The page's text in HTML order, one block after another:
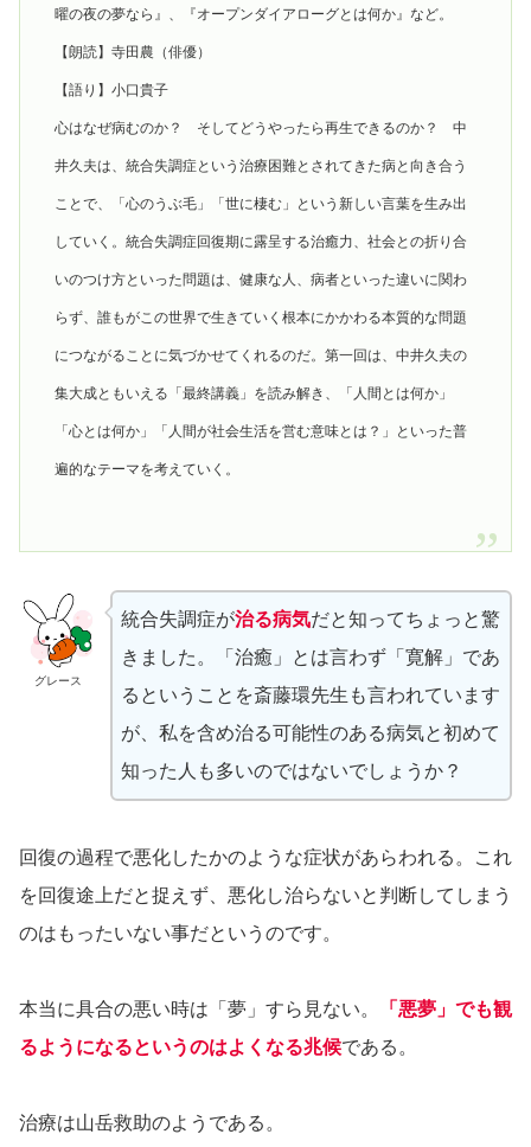
曜の夜の夢なら』、『オープンダイアローグとは何か』など。
【朗読】寺田農（俳優）
【語り】小口貴子
心はなぜ病むのか？ そしてどうやったら再生できるのか？ 中
井久夫は、統合失調症という治療困難とされてきた病と向き合う
ことで、「心のうぶ毛」「世に棲む」という新しい言葉を生み出
していく。統合失調症回復期に露呈する治癒力、社会との折り合
いのつけ方といった問題は、健康な人、病者といった違いに関わ
らず、誰もがこの世界で生きていく根本にかかわる本質的な問題
につながることに気づかせてくれるのだ。第一回は、中井久夫の
集大成ともいえる「最終講義」を読み解き、「人間とは何か」
「心とは何か」「人間が社会生活を営む意味とは？」といった普
遍的なテーマを考えていく。
グレース
統合失調症が治る病気だと知ってちょっと驚
きました。「治癒」とは言わず「寛解」であ
るということを斎藤環先生も言われています
が、私を含め治る可能性のある病気と初めて
知った人も多いのではないでしょうか？
回復の過程で悪化したかのような症状があらわれる。これ
を回復途上だと捉えず、悪化し治らないと判断してしまう
のはもったいない事だというのです。
本当に具合の悪い時は「夢」すら見ない。
「悪夢」でも観
るようになるというのはよくなる兆候である。
治療は山岳救助のようである。